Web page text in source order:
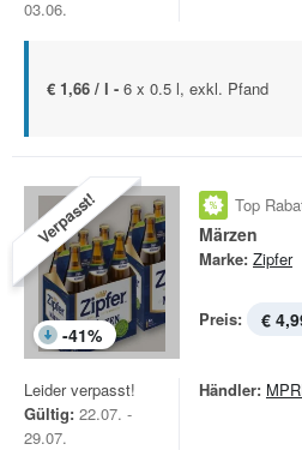
03.06.
€ 1,66 / l - 6 x 0.5 l, exkl. Pfand
Verpasst!
-41%
Top
Märzen
Marke: Zipfer
Preis: €
Leider verpasst!
Gültig: 22.07. -
29.07.
Händler: